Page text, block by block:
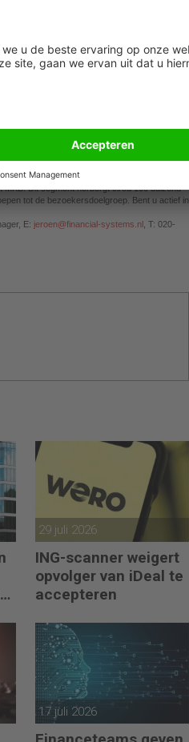
Dit segment herbergt circa 100 duizend
tot de bezoekersdoelgroep. Bent u actief in
E: jeroen@financial-systems.nl , T: 020-
29 juli 2026
ING-scanner weigert
opvolger van iDeal te
accepteren
17 juli 2026